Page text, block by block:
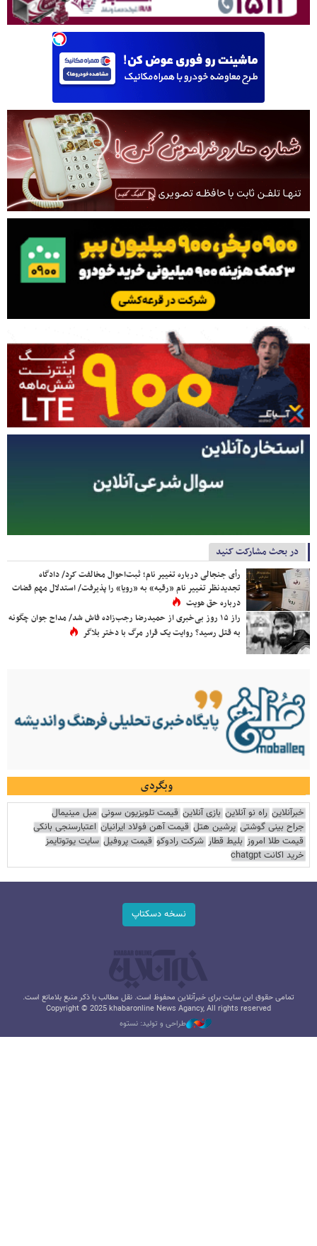
در بحث مشارکت کنید
رأی جنجالی درباره تغییر نام؛ ثبت‌احوال مخالفت کرد/ دادگاه
تجدیدنظر تغییر نام «رقیه» به «رویا» را پذیرفت/ استدلال مهم قضات
درباره حق هویت
راز ۱۵ روز بی‌خبری از حمیدرضا رجب‌زاده فاش شد/ مداح جوان چگونه
به قتل رسید؟ روایت یک قرار مرگ با دختر بلاگر
وبگردی
خبرآنلاین راه نو آنلاین بازی آنلاین قیمت تلویزیون سونی مبل مینیمال
جراح بینی گوشتی پرشین هتل قیمت آهن فولاد ایرانیان اعتبارسنجی بانکی
قیمت طلا امروز بلیط قطار شرکت رادوکو قیمت پروفیل سایت یوتوتایمز
خرید اکانت chatgpt
نسخه دسکتاپ
تمامی حقوق این سایت برای خبرآنلاین محفوظ است. نقل مطالب با ذکر منبع بلامانع است.
Copyright © 2025 khabaronline News Agancy, All rights reserved
طراحی و تولید: نستوه